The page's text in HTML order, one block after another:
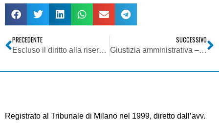
PRECEDENTE
Escluso il diritto alla riservatezza per chi denuncia un illecito amministrativo
SUCCESSIVO
Giustizia amministrativa – Presupposti per la decisione in forma semplificata e proposizione di motivi aggiunti
Registrato al Tribunale di Milano nel 1999, diretto dall’avv.